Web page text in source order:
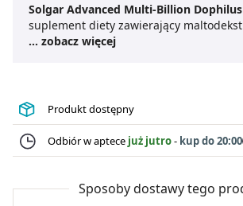
Solgar Advanced Multi-Billion Dophilus
suplement diety zawierający
szczepy bakterii probiotycznych:
. Formuła
Solgar Advanced Multi-Billion Dophilus
jest dostępny w formie kapsułek, co
suplementację. Produkt jest
dorosłych, a przed jego stosowaniem
skonsultować się z lekarzem.
... zobacz więcej
Produkt dostępny
Odbiór w aptece już jutro- kup do 20:00
Sposoby dostawy tego